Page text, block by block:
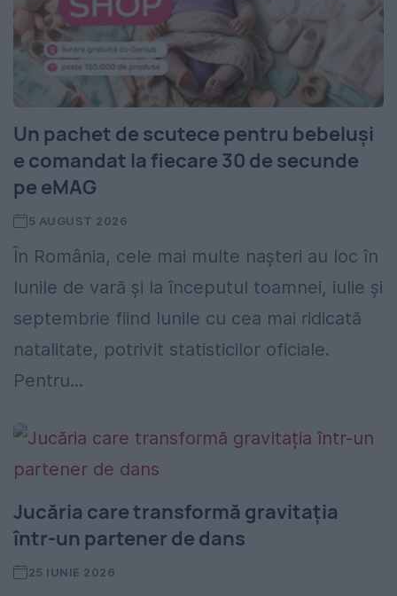
Un pachet de scutece pentru bebeluși
e comandat la fiecare 30 de secunde
pe eMAG
5 AUGUST 2026
În România, cele mai multe nașteri au loc în
lunile de vară și la începutul toamnei, iulie și
septembrie fiind lunile cu cea mai ridicată
natalitate, potrivit statisticilor oficiale.
Pentru...
Jucăria care transformă gravitația
într-un partener de dans
25 IUNIE 2026